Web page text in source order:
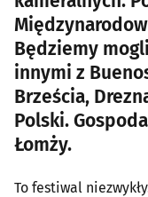
Będziemy
innymi z
Brześcia,
Polski.
Łomży.
To festiwal